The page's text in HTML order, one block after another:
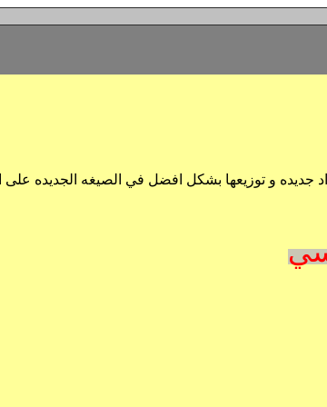
و توزيعها بشكل افضل في الصيغه الجديده على